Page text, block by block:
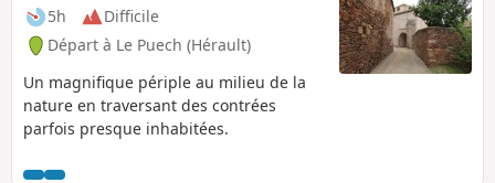
5h
Difficile
Départ à Le Puech (Hérault)
Un magnifique périple au milieu de la
nature en traversant des contrées
parfois presque inhabitées.